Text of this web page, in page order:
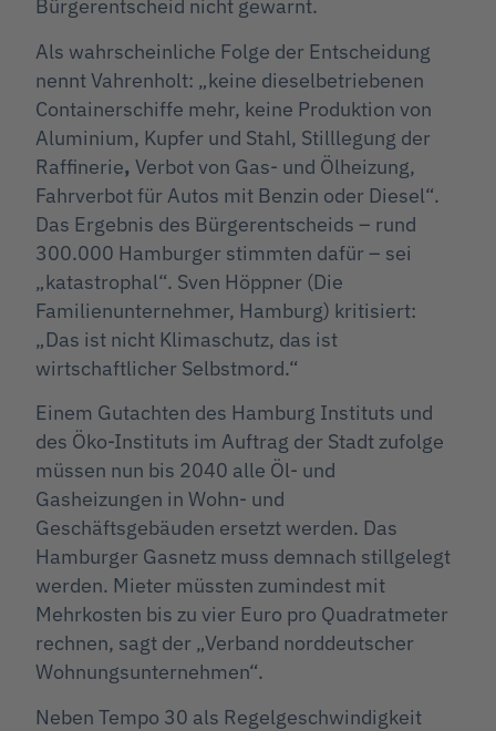
Bürgerentscheid nicht gewarnt.
Als wahrscheinliche Folge der Entscheidung
nennt Vahrenholt: „keine dieselbetriebenen
Containerschiffe mehr, keine Produktion von
Aluminium, Kupfer und Stahl, Stilllegung der
Raffinerie, Verbot von Gas- und Ölheizung,
Fahrverbot für Autos mit Benzin oder Diesel“.
Das Ergebnis des Bürgerentscheids – rund
300.000 Hamburger stimmten dafür – sei
„katastrophal“. Sven Höppner (Die
Familienunternehmer, Hamburg) kritisiert:
„Das ist nicht Klimaschutz, das ist
wirtschaftlicher Selbstmord.“
Einem Gutachten des Hamburg Instituts und
des Öko-Instituts im Auftrag der Stadt zufolge
müssen nun bis 2040 alle Öl- und
Gasheizungen in Wohn- und
Geschäftsgebäuden ersetzt werden. Das
Hamburger Gasnetz muss demnach stillgelegt
werden. Mieter müssten zumindest mit
Mehrkosten bis zu vier Euro pro Quadratmeter
rechnen, sagt der „Verband norddeutscher
Wohnungsunternehmen“.
Neben Tempo 30 als Regelgeschwindigkeit